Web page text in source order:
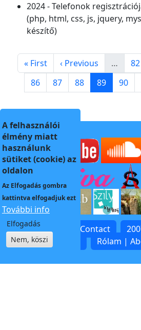
2024 - Telefonok
(php, html, css, js, jquery,
készítő)
Pagination
First page
« First Previous page
‹ Previous … 82
Page
86 Page
87 Page
88 Page
89 Page
90
Kapcsolat | Contact
Rólam |
A felhasználói
élmény miatt
használunk
sütiket (cookie) az
oldalon
Az Elfogadásgombra
kattintva elfogadjuk ezt
További info
Elfogadás
Nem, köszi